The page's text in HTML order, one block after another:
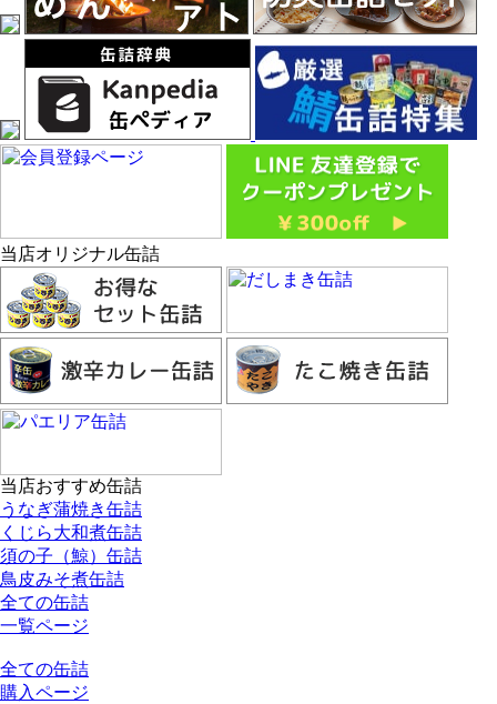
当店オリジナル缶詰
当店おすすめ缶詰
うなぎ蒲焼き缶詰
くじら大和煮缶詰
須の子（鯨）缶詰
鳥皮みそ煮缶詰
全ての缶詰
一覧ページ
全ての缶詰
購入ページ